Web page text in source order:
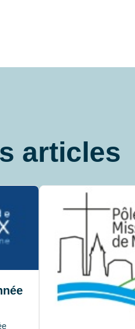
articles